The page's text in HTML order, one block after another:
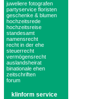
juweliere fotografen
partyservice floristen
geschenke & blumen
hochzeitsrede
hochzeitsreise
standesamt
namensrecht
recht in der ehe
steuerrecht
vermögensrecht
auslandsheirat
binationale ehen
zeitschriften
forum
klinform service